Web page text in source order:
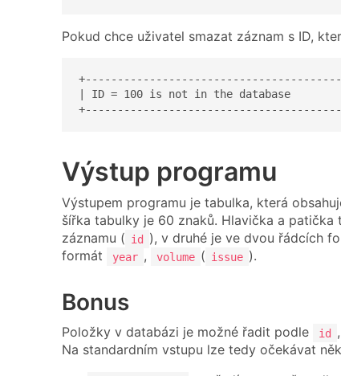
Pokud chce uživatel smazat záznam s ID,
| ID = 100 is not in the database
Výstup programu
Výstupem programu je tabulka, která
šířka tabulky je 60 znaků. Hlavička a
záznamu ( id ), v druhé je ve dvou řádcích
formát
year , volume ( issue ).
Bonus
Položky v databázi je možné řadit podle id ,
Na standardním vstupu lze tedy očekávat